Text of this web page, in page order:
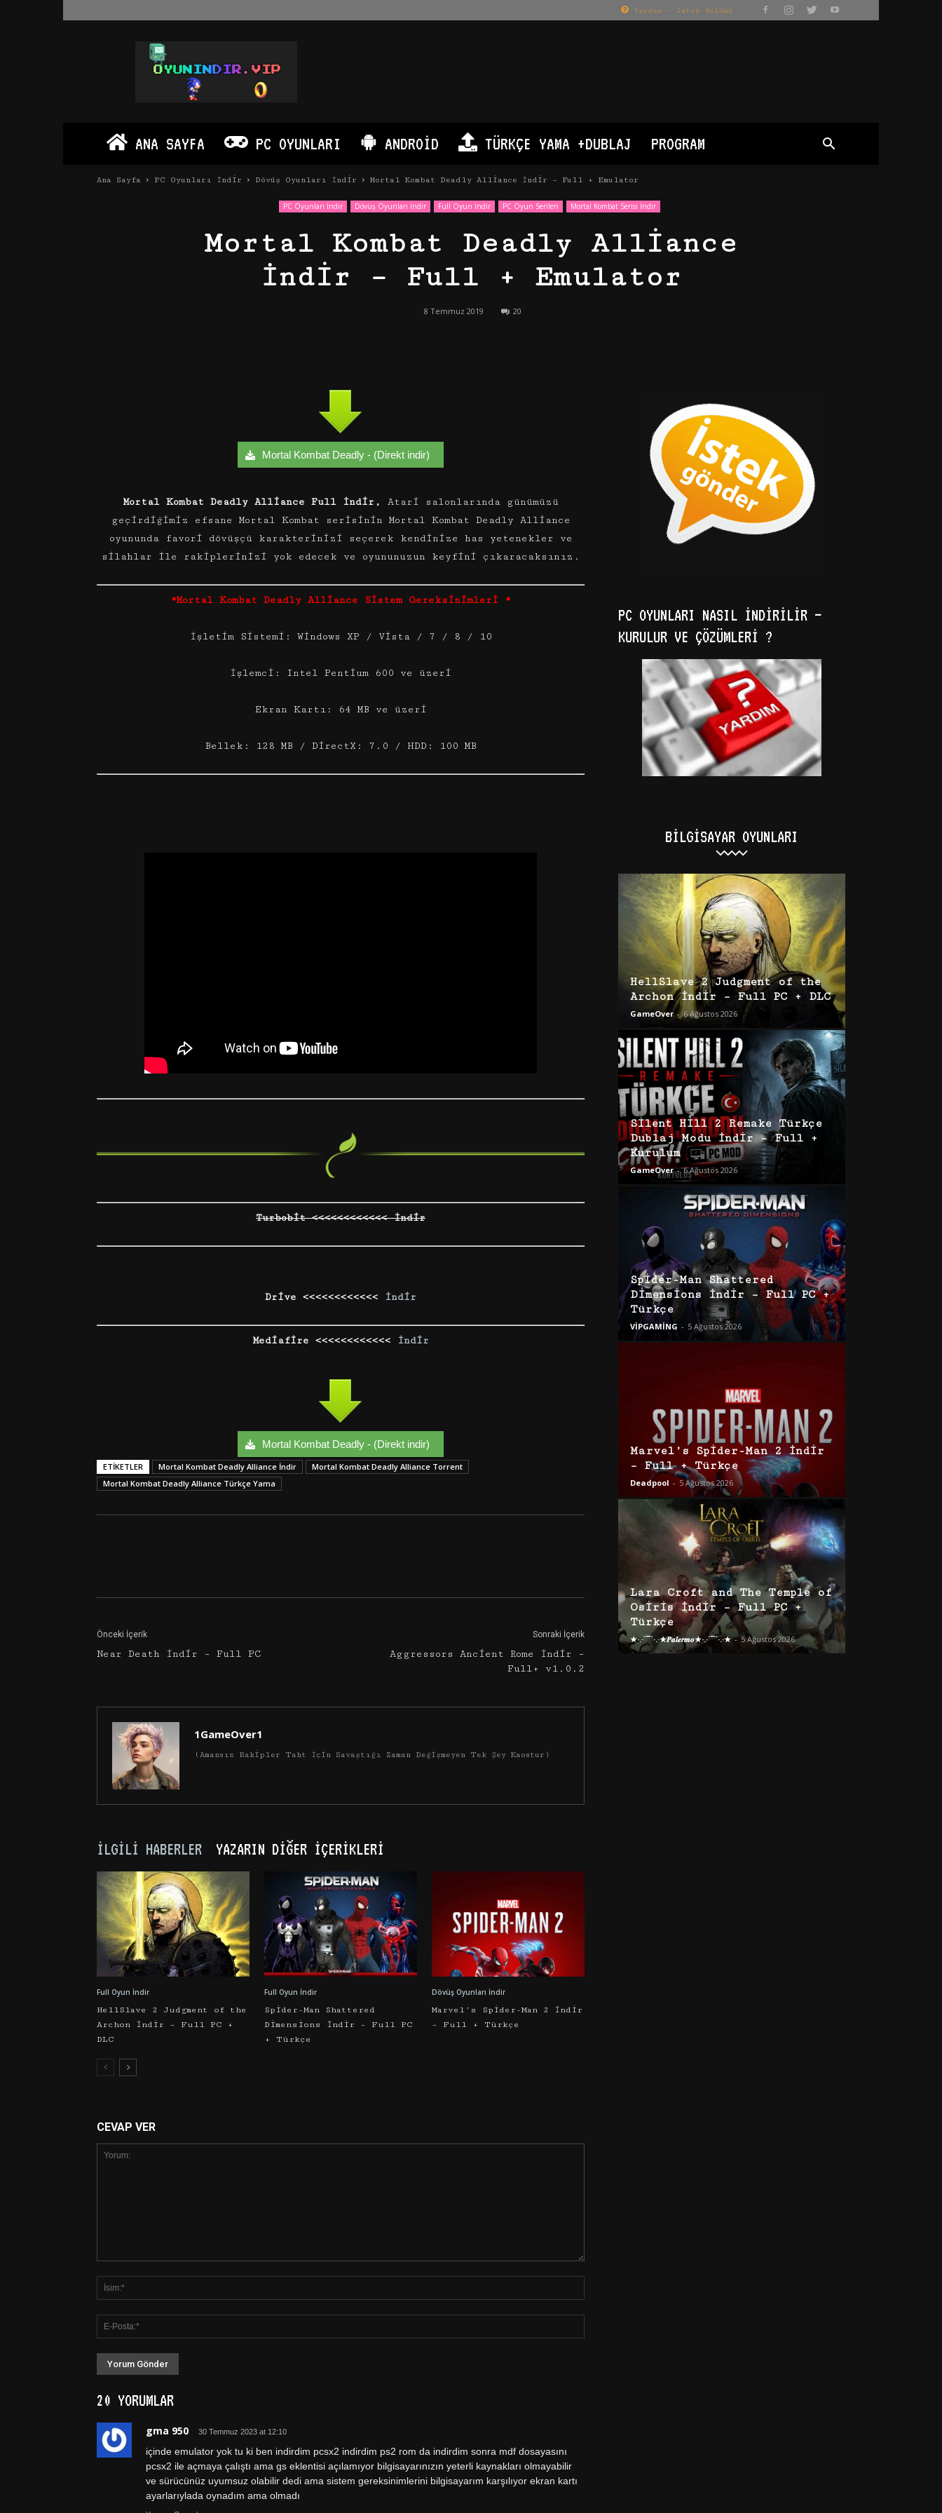
Yardım – İstek Bölümü
Oyun
İndir
PC
Android
ANA SAYFA PC OYUNLARI ANDROID TÜRKÇE YAMA +DUBLAJ PROGRAM
Ana Sayfa PC Oyunları İndir Dövüş Oyunları İndir Mortal Kombat Deadly Alliance İndir – Full + Emulator
PC Oyunları İndir Dövüş Oyunları İndir Full Oyun İndir PC Oyun Serileri Mortal Kombat Serisi İndir
Mortal Kombat Deadly Alliance
İndir – Full + Emulator
8 Temmuz 2019 20
Mortal Kombat Deadly - (Direkt indir)
Mortal Kombat Deadly Alliance Full İndir,
Atari salonlarında günümüzü
geçirdiğimiz efsane Mortal Kombat serisinin Mortal Kombat Deadly Alliance
oyununda favori dövüşçü karakterinizi seçerek kendinize has yetenekler ve
silahlar ile rakiplerinizi yok edecek ve oyununuzun keyfini çıkaracaksınız.
*Mortal Kombat Deadly Alliance Sistem Gereksinimleri *
İşletim Sistemi: Windows XP / Vista / 7 / 8 / 10
İşlemci: Intel Pentium 600 ve üzeri
Ekran Kartı: 64 MB ve üzeri
Bellek: 128 MB / DirectX: 7.0 / HDD: 100 MB
Turbobit <<<<<<<<<<<< İndir
Drive <<<<<<<<<<<< İndir
Mediafire <<<<<<<<<<<< İndir
Mortal Kombat Deadly - (Direkt indir)
ETIKETLER Mortal Kombat Deadly Alliance İndir
Mortal Kombat Deadly Alliance Torrent
Mortal Kombat Deadly Alliance Türkçe Yama
Önceki İçerik
Near Death İndir – Full PC
Sonraki İçerik
Aggressors Ancient Rome İndir –
Full+ v1.0.2
1GameOver1
(Amansız Rakipler Taht İçin Savaştığı Zaman Değişmeyen Tek Şey Kaostur)
İLGILI HABERLER YAZARIN DIĞER İÇERIKLERI
Full Oyun İndir
HellSlave 2 Judgment of the
Archon İndir – Full PC +
DLC
Full Oyun İndir
Spider-Man Shattered
Dimensions İndir – Full PC
+ Türkçe
Dövüş Oyunları İndir
Marvel’s Spider-Man 2 İndir
– Full + Türkçe
CEVAP VER
20 YORUMLAR
gma 950 30 Temmuz 2023 at 12:10
içinde emulator yok tu ki ben indirdim pcsx2 indirdim ps2 rom da indirdim sonra mdf dosayasını
pcsx2 ile açmaya çalıştı ama gs eklentisi açılamıyor bilgisayarınızın yeterli kaynakları olmayabilir
ve sürücünüz uyumsuz olabilir dedi ama sistem gereksinimlerini bilgisayarım karşılıyor ekran kartı
ayarlarıylada oynadım ama olmadı
PC OYUNLARI NASIL İNDIRILIR –
KURULUR VE ÇÖZÜMLERI ?
BILGISAYAR OYUNLARI
HellSlave 2 Judgment of the
Archon İndir – Full PC + DLC
GameOver - 6 Ağustos 2026
Silent Hill 2 Remake Türkçe
Dublaj Modu İndir – Full +
Kurulum
GameOver - 6 Ağustos 2026
Spider-Man Shattered
Dimensions İndir – Full PC +
Türkçe
VİPGAMİNG - 5 Ağustos 2026
Marvel’s Spider-Man 2 İndir
– Full + Türkçe
Deadpool - 5 Ağustos 2026
Lara Croft and The Temple of
Osiris İndir – Full PC +
Türkçe
★·.·´¯`·.·★𝑷𝒂𝒍𝒆𝒓𝒎𝒐★·.·´¯`·.·★ - 5 Ağustos 2026